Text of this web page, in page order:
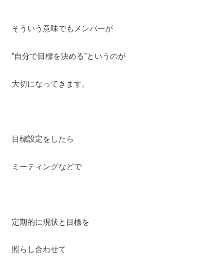
そういう意味でもメンバーが
”自分で目標を決める”というのが
大切になってきます。
目標設定をしたら
ミーティングなどで
定期的に現状と目標を
照らし合わせて